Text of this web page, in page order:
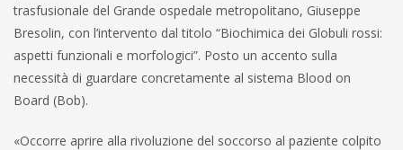
trasfusionale del Grande ospedale metropolitano, Giuseppe
Bresolin, con l’intervento dal titolo “Biochimica dei Globuli rossi:
aspetti funzionali e morfologici”. Posto un accento sulla
necessità di guardare concretamente al sistema Blood on
Board (Bob).
«Occorre aprire alla rivoluzione del soccorso al paziente colpito